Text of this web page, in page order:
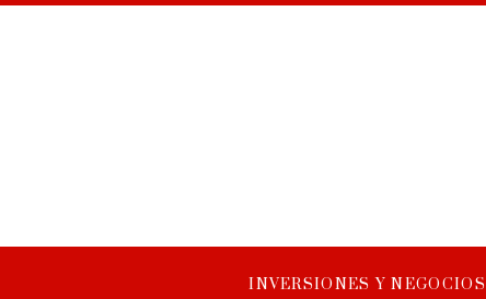
INVERSIONES Y NEGOCIOS